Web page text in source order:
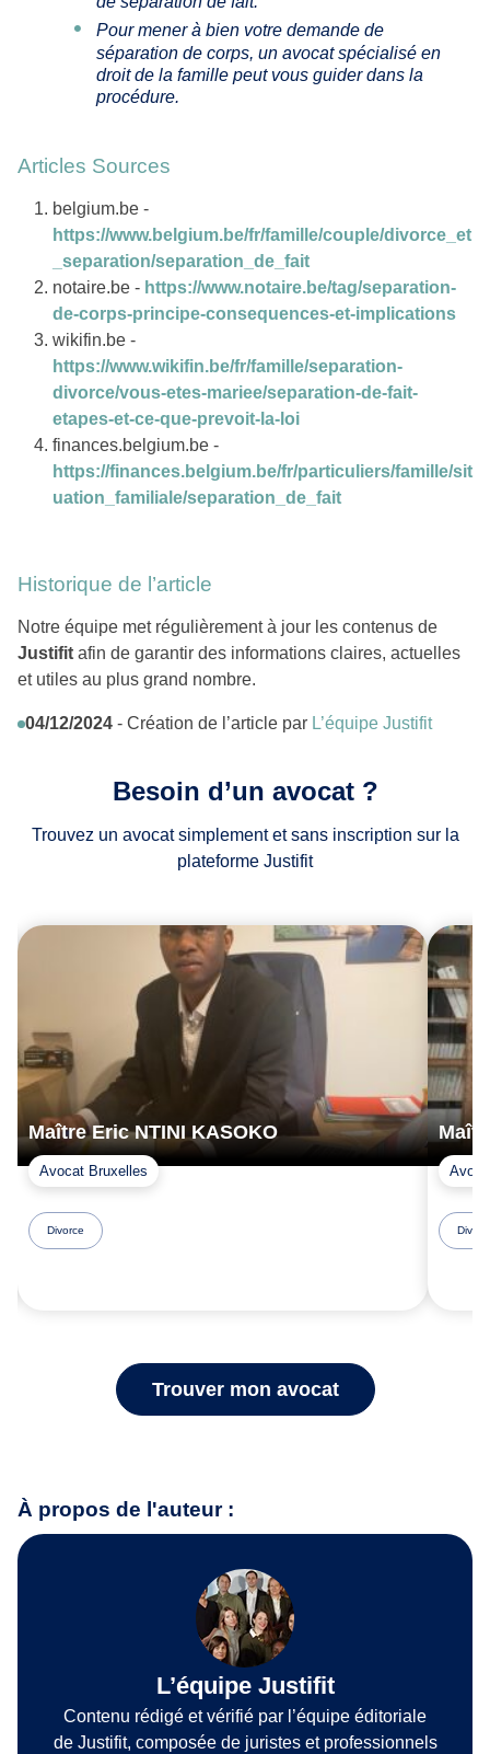
Pour mener à bien votre demande de
séparation de corps, un avocat spécialisé en
droit de la famille peut vous guider dans la
procédure.
Articles Sources
belgium.be -
https://www.belgium.be/fr/famille/couple/divorce_et
_separation/separation_de_fait
notaire.be - https://www.notaire.be/tag/separation-
de-corps-principe-consequences-et-implications
wikifin.be -
https://www.wikifin.be/fr/famille/separation-
divorce/vous-etes-mariee/separation-de-fait-
etapes-et-ce-que-prevoit-la-loi
finances.belgium.be -
https://finances.belgium.be/fr/particuliers/famille/sit
uation_familiale/separation_de_fait
Historique de l’article
Notre équipe met régulièrement à jour les contenus de
Justifit afin de garantir des informations claires, actuelles
et utiles au plus grand nombre.
04/12/2024 - Création de l’article par L’équipe Justifit
Besoin d’un avocat ?
Trouvez un avocat simplement et sans inscription sur la
plateforme Justifit
Maître Eric NTINI KASOKO
Avocat Bruxelles
Divorce
Trouver mon avocat
À propos de l'auteur :
L’équipe Justifit
Contenu rédigé et vérifié par l’équipe éditoriale
de Justifit, composée de juristes et professionnels